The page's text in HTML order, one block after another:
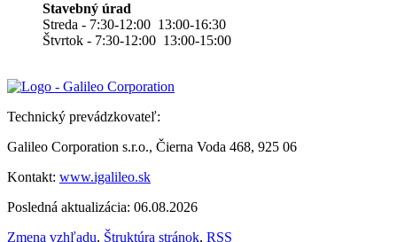
Stavebný úrad
Streda - 7:30-12:00 13:00-16:30
Štvrtok - 7:30-12:00 13:00-15:00
Technický prevádzkovateľ:
Galileo Corporation s.r.o., Čierna Voda 468, 925 06
Kontakt: www.igalileo.sk
Posledná aktualizácia: 06.08.2026
Zmena vzhľadu, Štruktúra stránok, RSS